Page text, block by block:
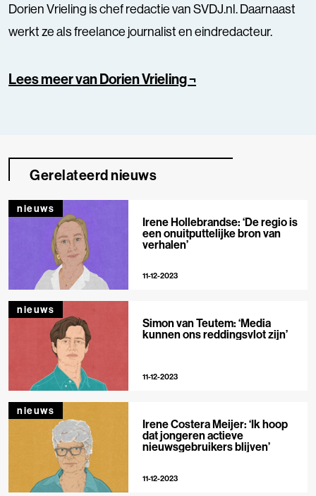
Dorien Vrieling is chef redactie van SVDJ.nl. Daarnaast
werkt ze als freelance journalist en eindredacteur.
Lees meer van Dorien Vrieling ¬
Gerelateerd nieuws
nieuws
Irene Hollebrandse: ‘De regio is
een onuitputtelijke bron van
verhalen’
11-12-2023
nieuws
Simon van Teutem: ‘Media
kunnen ons reddingsvlot zijn’
11-12-2023
nieuws
Irene Costera Meijer: ‘Ik hoop
dat jongeren actieve
nieuwsgebruikers blijven’
11-12-2023